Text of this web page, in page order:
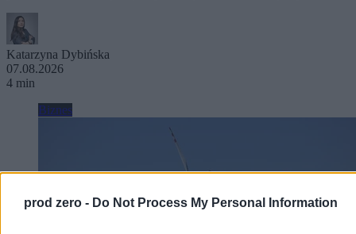
prod zero - Do Not Process My Personal Information
Katarzyna Dybińska
07.08.2026
4 min
Biznes